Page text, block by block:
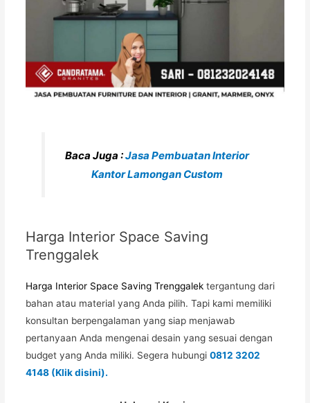
Baca Juga :Jasa Pembuatan Interior
Kantor Lamongan Custom
Harga Interior Space Saving
Trenggalek
Harga Interior Space Saving Trenggalek tergantung dari
bahan atau material yang Anda pilih. Tapi kami memiliki
konsultan berpengalaman yang siap menjawab
pertanyaan Anda mengenai desain yang sesuai dengan
budget yang Anda miliki. Segera hubungi0812 3202
4148 (Klik disini).